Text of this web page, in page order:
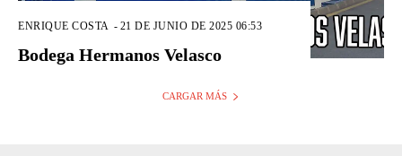
ENRIQUE COSTA - 21 DE JUNIO DE 2025 06:53
Bodega Hermanos Velasco
CARGAR MÁS